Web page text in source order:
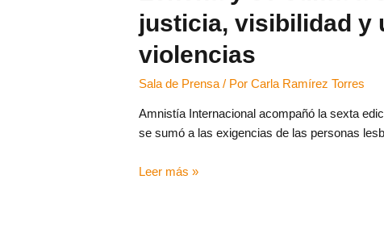
justicia, visibilidad y
violencias
Sala de Prensa / PorCarla Ramírez Torres
Amnistía Internacional acompañó la sexta
se sumó a las exigencias de las personas
Leer más »